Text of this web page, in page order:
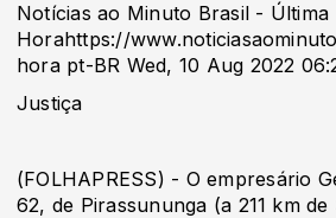
Notícias ao Minuto Brasil - Última
Horahttps://
hora pt-BR Wed, 10 Aug 2022
Justiça
(FOLHAPRESS) - O empresário
62, de Pirassununga (a 211 km